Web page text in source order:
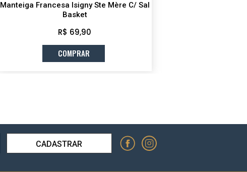
Manteiga Francesa Isigny Ste Mère C/ Sal
Basket
R$ 69,90
COMPRAR
CADASTRAR